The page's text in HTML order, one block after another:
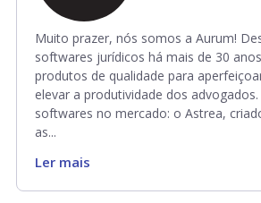
Muito prazer, nós somos a Aurum!
softwares jurídicos há mais de 30
produtos de qualidade para
elevar a produtividade dos
softwares no mercado: o Astrea,
as...
Ler mais